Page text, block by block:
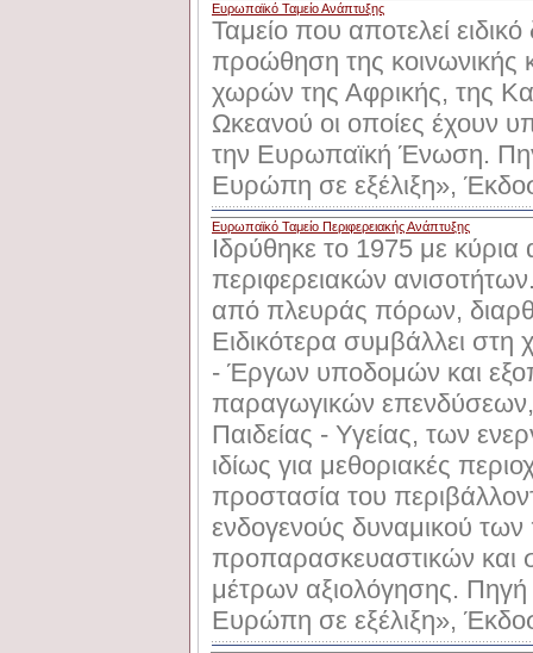
Ευρωπαϊκό Ταμείο Ανάπτυξης
Ταμείο που αποτελεί
προώθηση της κοινωνικής
χωρών της Αφρικής, της
Ωκεανού οι οποίες έχουν
την Ευρωπαϊκή Ένωση.
Ευρώπη σε εξέλιξη»,
Ευρωπαϊκό Ταμείο Περιφερειακής Ανάπτυξης
Ιδρύθηκε το 1975 με
περιφερειακών
από πλευράς πόρων,
Ειδικότερα συμβάλλει
- Έργων υποδομών και
παραγωγικών
Παιδείας - Υγείας, των
ιδίως για μεθοριακές
προστασία του
ενδογενούς δυναμικού
προπαρασκευαστικών και
μέτρων αξιολόγησης.
Ευρώπη σε εξέλιξη»,